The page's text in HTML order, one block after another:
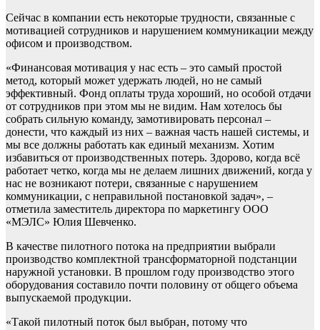
Сейчас в компании есть некоторые трудности, связанные с
мотивацией сотрудников и нарушением коммуникации между
офисом и производством.
«Финансовая мотивация у нас есть – это самый простой
метод, который может удержать людей, но не самый
эффективный. Фонд оплаты труда хороший, но особой отдачи
от сотрудников при этом мы не видим. Нам хотелось бы
собрать сильную команду, замотивировать персонал –
донести, что каждый из них – важная часть нашей системы, и
мы все должны работать как единый механизм. Хотим
избавиться от производственных потерь. Здорово, когда всё
работает четко, когда мы не делаем лишних движений, когда у
нас не возникают потери, связанные с нарушением
коммуникации, с неправильной постановкой задач», –
отметила заместитель директора по маркетингу ООО
«МЭЛС» Юлия Шевченко.
В качестве пилотного потока на предприятии выбрали
производство комплектной трансформаторной подстанции
наружной установки. В прошлом году производство этого
оборудования составило почти половину от общего объема
выпускаемой продукции.
«Такой пилотный поток был выбран, потому что